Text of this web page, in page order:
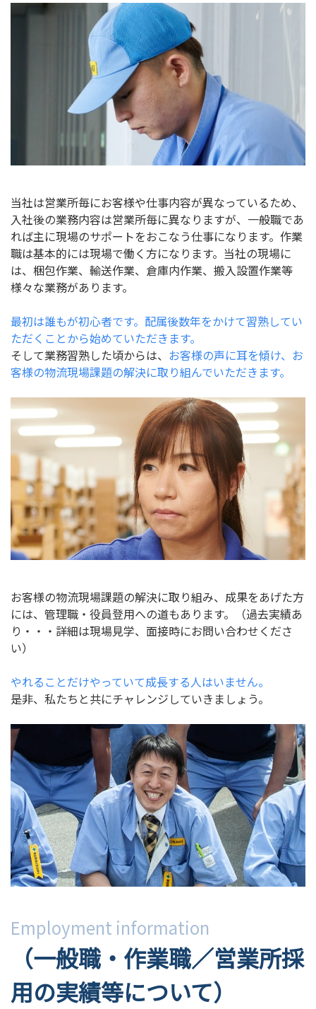
当社は営業所毎にお客様や仕事内容が異なっているため、
入社後の業務内容は営業所毎に異なりますが、一般職であ
れば主に現場のサポートをおこなう仕事になります。作業
職は基本的には現場で働く方になります。当社の現場に
は、梱包作業、輸送作業、倉庫内作業、搬入設置作業等
様々な業務があります。
最初は誰もが初心者です。配属後数年をかけて習熟してい
ただくことから始めていただきます。
そして業務習熟した頃からは、 お客様の声に耳を傾け、お
客様の物流現場課題の解決に取り組んでいただきます。
お客様の物流現場課題の解決に取り組み、成果をあげた方
には、管理職・役員登用への道もあります。（過去実績あ
り・・・詳細は現場見学、面接時にお問い合わせくださ
い）
やれることだけやっていて成長する人はいません。
是非、私たちと共にチャレンジしていきましょう。
Employment information
（一般職・作業職／営業所採
用の実績等について）